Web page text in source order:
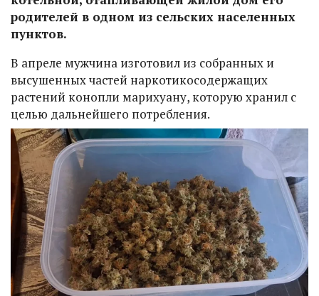
родителей в одном из сельских населенных
пунктов.
В апреле мужчина изготовил из собранных и
высушенных частей наркотикосодержащих
растений конопли марихуану, которую хранил с
целью дальнейшего потребления.